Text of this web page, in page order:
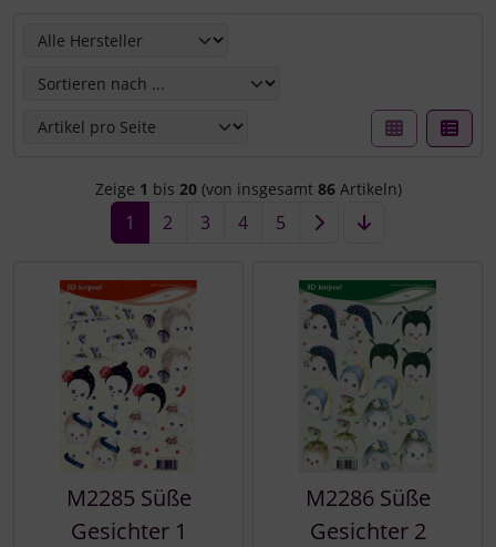
Zeige 1 bis 20(von insgesamt 86Artikeln)
1 2 3 4 5
M2285 Süße
Gesichter 1
M2286 Süße
Gesichter 2